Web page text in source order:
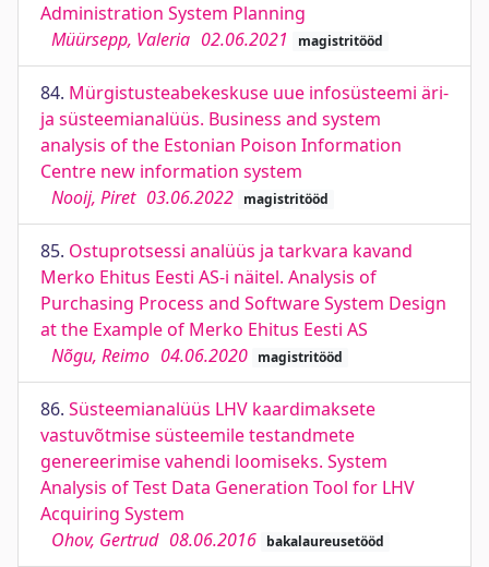
Administration System Planning
Müürsepp, Valeria 02.06.2021 magistritööd
84. Mürgistusteabekeskuse uue infosüsteemi äri-
ja süsteemianalüüs. Business and system
analysis of the Estonian Poison Information
Centre new information system
Nooij, Piret 03.06.2022 magistritööd
85. Ostuprotsessi analüüs ja tarkvara kavand
Merko Ehitus Eesti AS-i näitel. Analysis of
Purchasing Process and Software System Design
at the Example of Merko Ehitus Eesti AS
Nõgu, Reimo 04.06.2020 magistritööd
86. Süsteemianalüüs LHV kaardimaksete
vastuvõtmise süsteemile testandmete
genereerimise vahendi loomiseks. System
Analysis of Test Data Generation Tool for LHV
Acquiring System
Ohov, Gertrud 08.06.2016 bakalaureusetööd